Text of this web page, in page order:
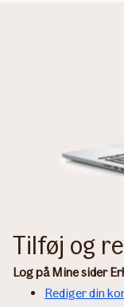
Tilføj og
Log på Mine sider
Rediger din